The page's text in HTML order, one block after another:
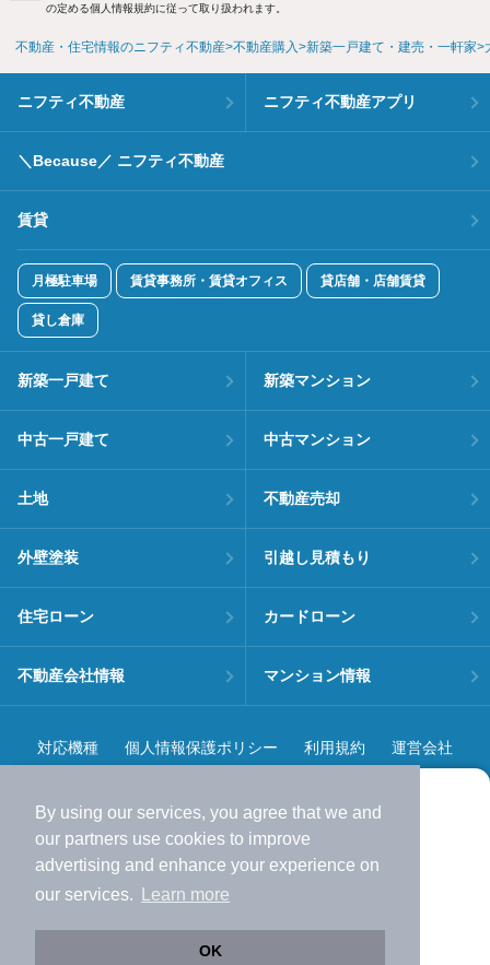
By using our services, you agree that we and
our partners use cookies to improve
advertising and enhance your experience on
our services.
Learn more
OK
より使いやすくなった
アプリで物件探ししませんか？
サクサク動く地図で物件検索
の定める個人情報規約に従って取り扱われます。
不動産・住宅情報のニフティ不動産 不動産購入 新築一戸建て・建売・一軒家
ニフティ不動産 ニフティ不動産アプリ
＼Because／ ニフティ不動産
賃貸
月極駐車場 賃貸事務所・賃貸オフィス 貸店舗・店舗賃貸
貸し倉庫
新築一戸建て 新築マンション
中古一戸建て 中古マンション
土地 不動産売却
外壁塗装 引越し見積もり
住宅ローン カードローン
不動産会社情報 マンション情報
対応機種 個人情報保護ポリシー 利用規約 運営会社
©NIFTY Lifestyle Co., Ltd.